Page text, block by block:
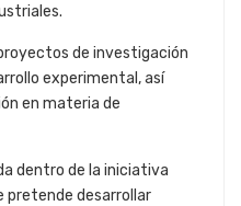
de investigación
experimental, así
en materia de
dentro de la iniciativa
pretende desarrollar